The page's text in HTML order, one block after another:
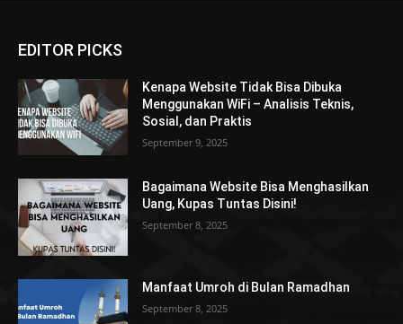
EDITOR PICKS
Kenapa Website Tidak Bisa Dibuka
Menggunakan WiFi – Analisis Teknis,
Sosial, dan Praktis
September 9, 2025
Bagaimana Website Bisa Menghasilkan
Uang, Kupas Tuntas Disini!
September 8, 2025
Manfaat Umroh di Bulan Ramadhan
September 8, 2025